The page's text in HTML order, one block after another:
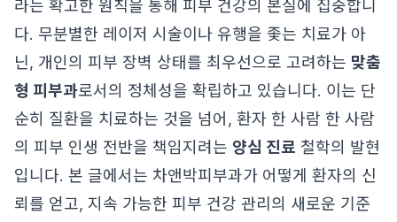
라는 확고한 원칙을 통해 피부 건강의 본질에 집중합니
다. 무분별한 레이저 시술이나 유행을 좇는 치료가 아
닌, 개인의 피부 장벽 상태를 최우선으로 고려하는 맞춤
형 피부과로서의 정체성을 확립하고 있습니다. 이는 단
순히 질환을 치료하는 것을 넘어, 환자 한 사람 한 사람
의 피부 인생 전반을 책임지려는 양심 진료 철학의 발현
입니다. 본 글에서는 차앤박피부과가 어떻게 환자의 신
뢰를 얻고, 지속 가능한 피부 건강 관리의 새로운 기준